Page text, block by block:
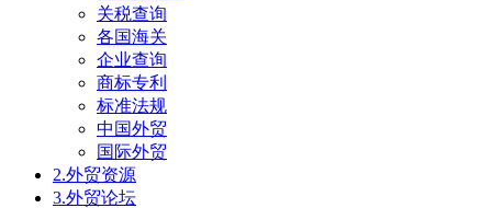
关税查询
各国海关
企业查询
商标专利
标准法规
中国外贸
国际外贸
2.外贸资源
3.外贸论坛